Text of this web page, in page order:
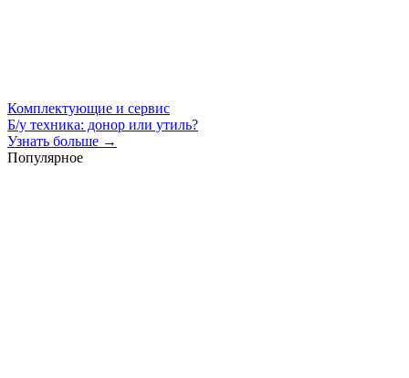
Комплектующие и сервис
Б/у техника: донор или утиль?
Узнать больше →
Популярное